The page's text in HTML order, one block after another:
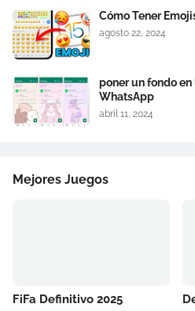
Cómo Tener
agosto 22, 2024
poner un fondo
WhatsApp
abril 11, 2024
Mejores Juegos
FiFa Definitivo 2025